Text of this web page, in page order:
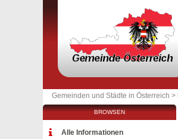
Gemeinden und Städte in Österreich >
BROWSEN
Alle Informationen